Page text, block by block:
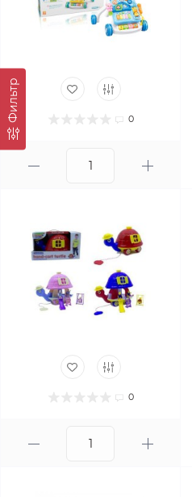
Фильтр 0
0